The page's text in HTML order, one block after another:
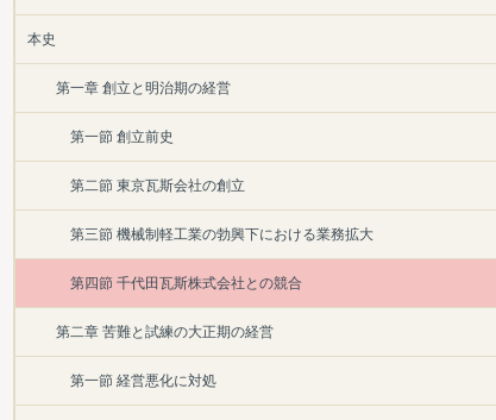
本史
第一章 創立と明治期の経営
第一節 創立前史
第二節 東京瓦斯会社の創立
第三節 機械制軽工業の勃興下における業務拡大
第四節 千代田瓦斯株式会社との競合
第二章 苦難と試練の大正期の経営
第一節 経営悪化に対処